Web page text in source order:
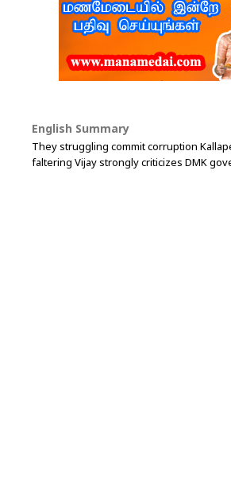
English Summary
They struggling commit corruption
faltering Vijay strongly criticizes DMK